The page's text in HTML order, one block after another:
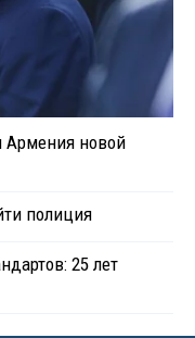
Армения новой
полиция
25 лет